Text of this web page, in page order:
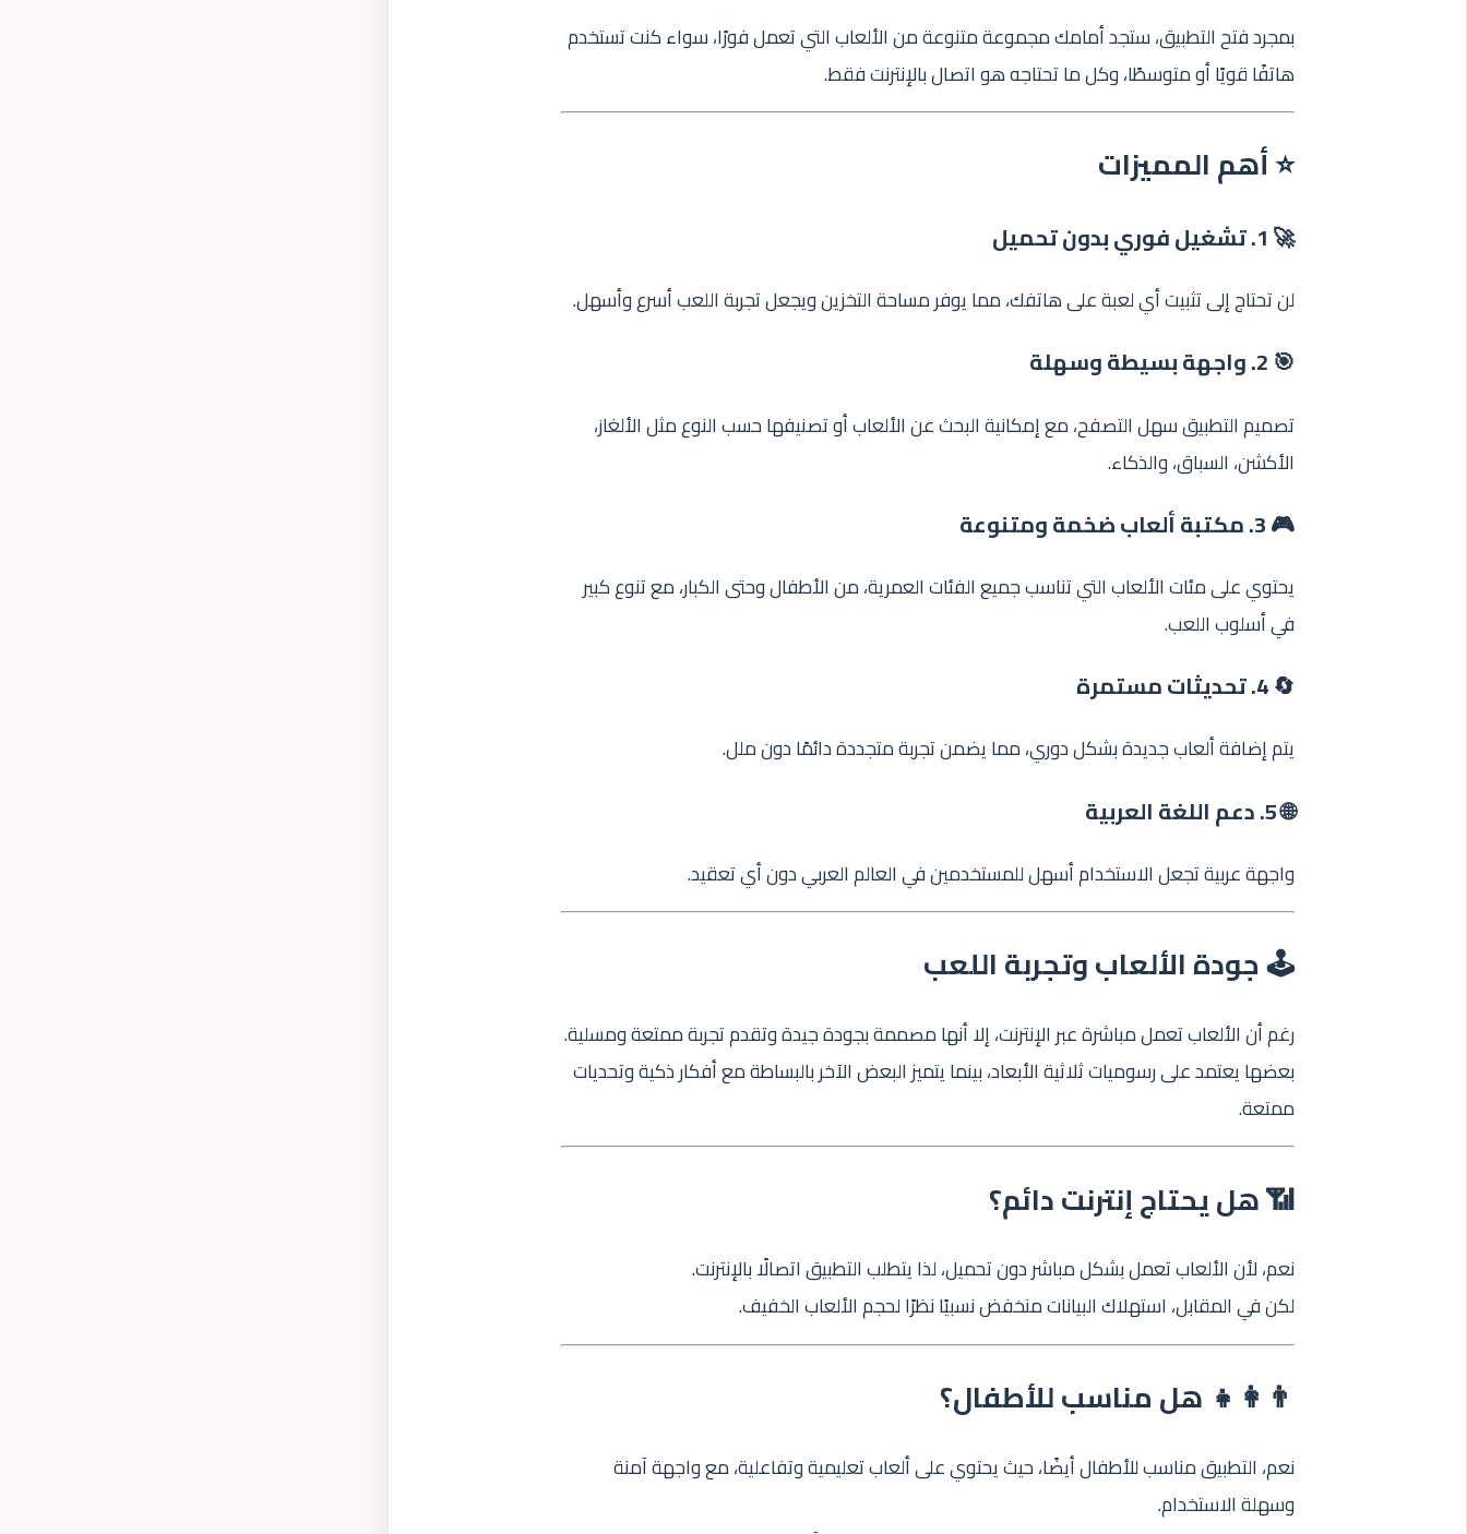
بمجرد فتح التطبيق، ستجد أمامك مجموعة متنوعة من الألعاب التي تعمل فورًا، سواء كنت تستخدم
هاتفًا قويًا أو متوسطًا، وكل ما تحتاجه هو اتصال بالإنترنت فقط.
⭐ أهم المميزات
🚀 1. تشغيل فوري بدون تحميل
لن تحتاج إلى تثبيت أي لعبة على هاتفك، مما يوفر مساحة التخزين ويجعل تجربة اللعب أسرع وأسهل.
🎯 2. واجهة بسيطة وسهلة
تصميم التطبيق سهل التصفح، مع إمكانية البحث عن الألعاب أو تصنيفها حسب النوع مثل الألغاز،
الأكشن، السباق، والذكاء.
🎮 3. مكتبة ألعاب ضخمة ومتنوعة
يحتوي على مئات الألعاب التي تناسب جميع الفئات العمرية، من الأطفال وحتى الكبار، مع تنوع كبير
في أسلوب اللعب.
🔄 4. تحديثات مستمرة
يتم إضافة ألعاب جديدة بشكل دوري، مما يضمن تجربة متجددة دائمًا دون ملل.
🌐 5. دعم اللغة العربية
واجهة عربية تجعل الاستخدام أسهل للمستخدمين في العالم العربي دون أي تعقيد.
🕹️ جودة الألعاب وتجربة اللعب
رغم أن الألعاب تعمل مباشرة عبر الإنترنت، إلا أنها مصممة بجودة جيدة وتقدم تجربة ممتعة ومسلية.
بعضها يعتمد على رسوميات ثلاثية الأبعاد، بينما يتميز البعض الآخر بالبساطة مع أفكار ذكية وتحديات
ممتعة.
📶 هل يحتاج إنترنت دائم؟
نعم، لأن الألعاب تعمل بشكل مباشر دون تحميل، لذا يتطلب التطبيق اتصالًا بالإنترنت.
لكن في المقابل، استهلاك البيانات منخفض نسبيًا نظرًا لحجم الألعاب الخفيف.
👨‍👩‍👧 هل مناسب للأطفال؟
نعم، التطبيق مناسب للأطفال أيضًا، حيث يحتوي على ألعاب تعليمية وتفاعلية، مع واجهة آمنة
وسهلة الاستخدام.